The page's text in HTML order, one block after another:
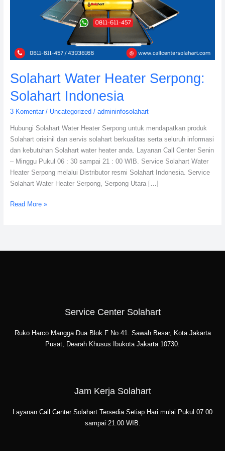
Solahart Water Heater Serpong:
Solahart Indonesia
3 Komentar / Uncategorized / admininfosolahart
Hubungi Solahart Water Heater Serpong untuk mendapatkan produk
Solahart orisinil dan servis solahart berkualitas serta seluruh informasi
dan kebutuhan Solahart water heater anda. Layanan Call Center Senin
– Minggu Pukul 06 : 30 sampai 21 : 00 WIB. Service Solahart Water
Heater Serpong melalui Distributor resmi Solahart Indonesia. Service
Solahart Water Heater Serpong, Serpong Utara […]
Read More »
Service Center Solahart
Ruko Harco Mangga Dua Blok F No.41. Sawah Besar, Kota Jakarta
Pusat, Dearah Khusus Ibukota Jakarta 10730.
Jam Kerja Solahart
Layanan Call Center Solahart Tersedia Setiap Hari mulai Pukul 07.00
sampai 21.00 WIB.